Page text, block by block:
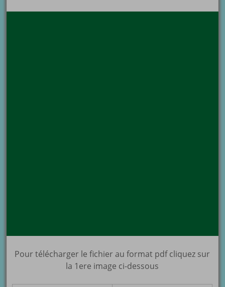
Pour télécharger le fichier au format pdf cliquez sur
la 1ere image ci-dessous